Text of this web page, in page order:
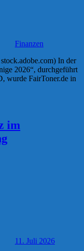
Finanzen
In der
2026“, durchgeführt
wurde FairToner.de in
im
11. Juli 2026